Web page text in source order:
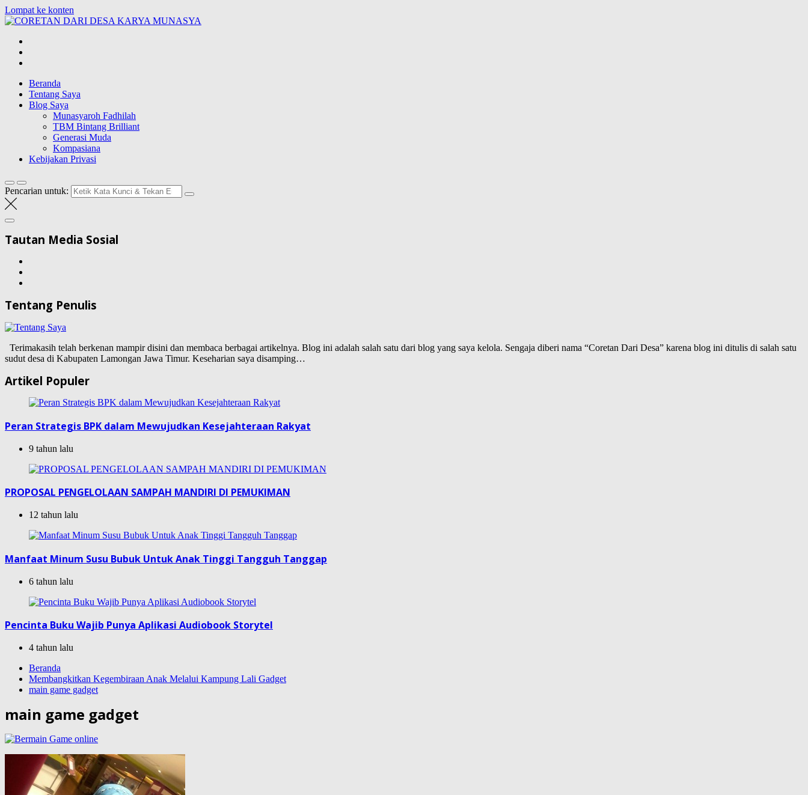
Lompat ke konten
Blog Wong Ndeso yang ingin berbagi berbagai hal di sekitarnya
Beranda
Tentang Saya
Blog Saya
Munasyaroh Fadhilah
TBM Bintang Brilliant
Generasi Muda
Kompasiana
Kebijakan Privasi
Pencarian untuk:
Tautan Media Sosial
Tentang Penulis
Terimakasih telah berkenan mampir disini dan membaca berbagai artikelnya. Blog ini adalah salah satu dari blog yang saya kelola. Sengaja diberi nama “Coretan Dari Desa” karena blog ini ditulis di salah satu
sudut desa di Kabupaten Lamongan Jawa Timur. Keseharian saya disamping…
Artikel Populer
Peran Strategis BPK dalam Mewujudkan Kesejahteraan Rakyat
9 tahun lalu
PROPOSAL PENGELOLAAN SAMPAH MANDIRI DI PEMUKIMAN
12 tahun lalu
Manfaat Minum Susu Bubuk Untuk Anak Tinggi Tangguh Tanggap
6 tahun lalu
Pencinta Buku Wajib Punya Aplikasi Audiobook Storytel
4 tahun lalu
Beranda
Membangkitkan Kegembiraan Anak Melalui Kampung Lali Gadget
main game gadget
main game gadget